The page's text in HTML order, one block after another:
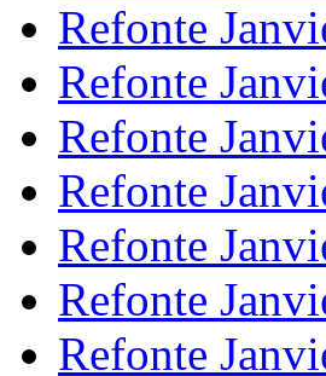
Refonte
Refonte
Refonte
Refonte
Refonte
Refonte
Refonte